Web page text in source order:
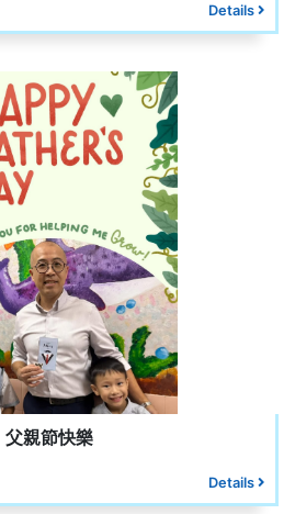
Details
父親節快樂
Details